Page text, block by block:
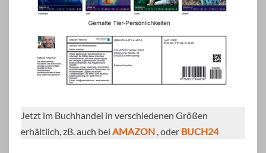
Jetzt im Buchhandel in verschiedenen Größen
erhältlich, zB. auch bei AMAZON , oder BUCH24